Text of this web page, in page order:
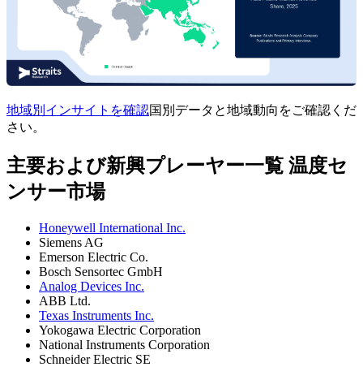
地域別インサイトを確認国別データと地域動向をご確認くだ
さい。
主要および新興プレーヤー一覧 温度セ
ンサー市場
Honeywell International Inc.
Siemens AG
Emerson Electric Co.
Bosch Sensortec GmbH
Analog Devices Inc.
ABB Ltd.
Texas Instruments Inc.
Yokogawa Electric Corporation
National Instruments Corporation
Schneider Electric SE